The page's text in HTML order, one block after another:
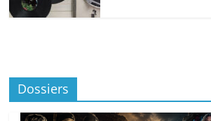
Dossiers